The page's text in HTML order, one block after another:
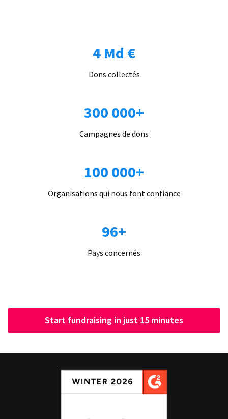
4 Md €
Dons collectés
300 000+
Campagnes de dons
100 000+
Organisations qui nous font confiance
96+
Pays concernés
Start fundraising in just 15 minutes